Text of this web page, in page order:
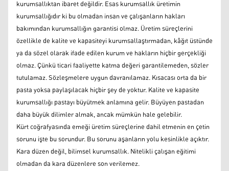
kurumsallıktan ibaret değildir. Esas kurumsallık üretimin
kurumsallığıdır ki bu olmadan insan ve çalışanların hakları
bakımından kurumsallığın garantisi olmaz. Üretim süreçlerini
özellikle de kalite ve kapasiteyi kurumsallaştırmadan, kâğıt üstünde
ya da sözel olarak ifade edilen kurum ve hakların hiçbir gerçekliği
olmaz. Çünkü ticari faaliyette katma değeri garantilemeden, sözler
tutulamaz. Sözleşmelere uygun davranılamaz. Kısacası orta da bir
pasta yoksa paylaşılacak hiçbir şey de yoktur. Kalite ve kapasite
kurumsallığı pastayı büyütmek anlamına gelir. Büyüyen pastadan
daha büyük dilimler almak, ancak mümkün hale gelebilir.
Kürt coğrafyasında emeği üretim süreçlerine dahil etmenin en çetin
sorunu işte bu sorundur. Bu sorunu aşanların yolu kesinlikle açıktır.
Kara düzen değil, bilimsel kurumsallık. Nitelikli çalışan eğitimi
olmadan da kara düzenlere son verilemez.